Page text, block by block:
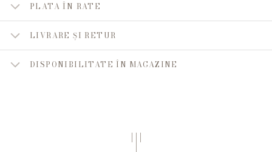
PLATA ÎN RATE
LIVRARE ȘI RETUR
DISPONIBILITATE ÎN MAGAZINE